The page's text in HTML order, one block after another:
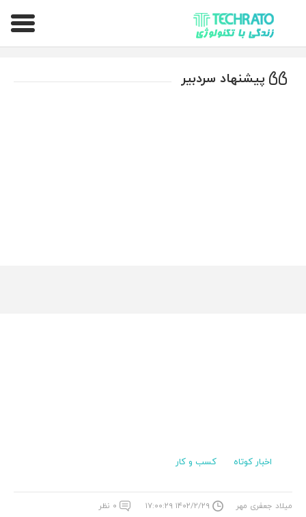
تکراتو – زندگی با تکنولوژی
پیشنهاد سردبیر
اخبار کوتاه کسب و کار
میلاد جعفری مهر ۱۴۰۲/۲/۲۹ ۱۷:۰۰:۲۹ ۰ نظر